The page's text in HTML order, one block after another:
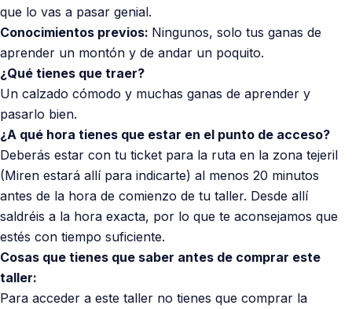
que lo vas a pasar genial.
Conocimientos previos: Ningunos, solo tus ganas de
aprender un montón y de andar un poquito.
¿Qué tienes que traer?
Un calzado cómodo y muchas ganas de aprender y
pasarlo bien.
¿A qué hora tienes que estar en el punto de acceso?
Deberás estar con tu ticket para la ruta en la zona tejeril
(Miren estará allí para indicarte) al menos 20 minutos
antes de la hora de comienzo de tu taller. Desde allí
saldréis a la hora exacta, por lo que te aconsejamos que
estés con tiempo suficiente.
Cosas que tienes que saber antes de comprar este
taller:
Para acceder a este taller no tienes que comprar la